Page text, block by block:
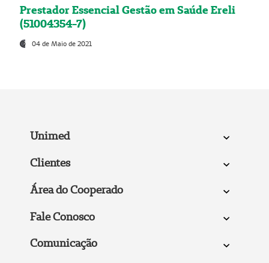
Prestador Essencial Gestão em Saúde Ereli
(51004354-7)
04 de Maio de 2021
Unimed
Clientes
Área do Cooperado
Fale Conosco
Comunicação